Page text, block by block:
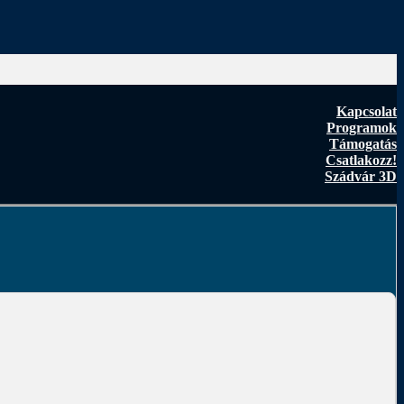
Kapcsolat
Programok
Támogatás
Csatlakozz!
Szádvár 3D